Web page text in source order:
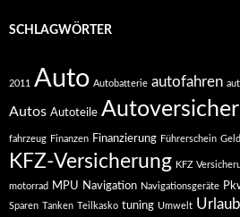
SCHLAGWÖRTER
2011 Auto Autobatterie autofahren
Autos Autoteile
fahrzeug Finanzen Finanzierung Führerschein Geld
KFZ-Versicherung KFZ
motorrad MPU Navigation Navigationsgeräte
Sparen Tanken Teilkasko tuning Umwelt Urlaub